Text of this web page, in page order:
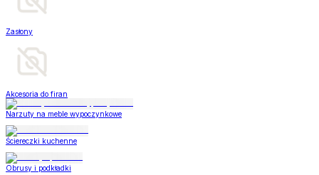
Zasłony
Akcesoria do firan
Narzuty na meble wypoczynkowe
Ściereczki kuchenne
Obrusy i podkładki